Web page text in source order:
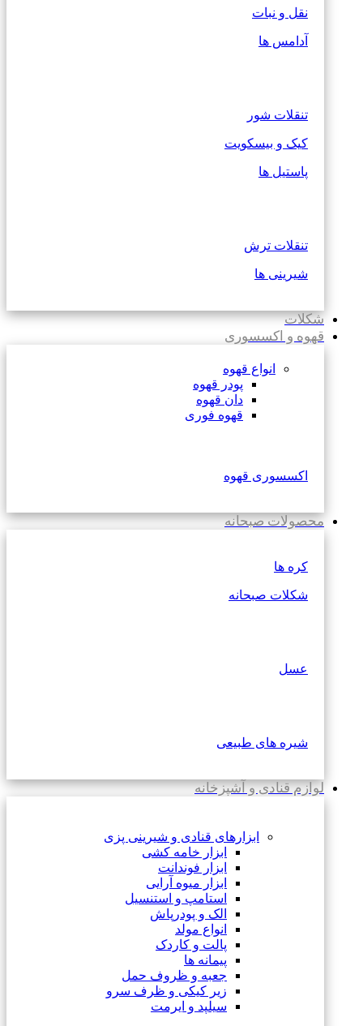
نقل و نبات
آدامس ها
تنقلات شور
کیک و بیسکویت
پاستیل ها
تنقلات ترش
شیرینی ها
شکلات
قهوه و اکسسوری
انواع قهوه
پودر قهوه
دان قهوه
قهوه فوری
اکسسوری قهوه
محصولات صبحانه
کره ها
شکلات صبحانه
عسل
شیره های طبیعی
لوازم قنادی و آشپزخانه
ابزارهای قنادی و شیرینی پزی
ابزار خامه کشی
ابزار فوندانت
ابزار میوه آرایی
استامپ و استنسیل
الک و پودرپاش
انواع مولد
پالت و کاردک
پیمانه ها
جعبه و ظروف حمل
زیر کیکی و ظرف سرو
سیلپد و ایرمت